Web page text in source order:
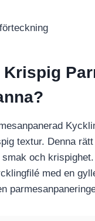
Krispig
textur. Denna
och
med en